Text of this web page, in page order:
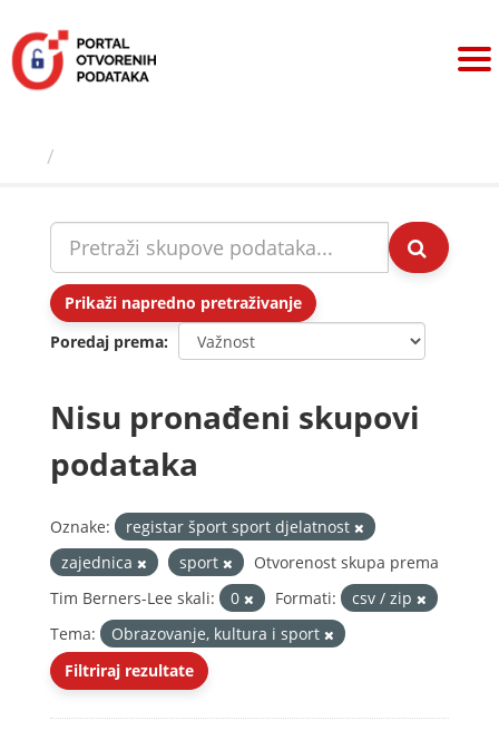
sadržaj
Prikaži napredno pretraživanje
Poredaj prema
Nisu pronađeni skupovi
podataka
Oznake:
registar šport sport djelatnost
zajednica
sport
Otvorenost skupa prema
Tim Berners-Lee skali:
0 Formati:
csv / zip
Tema:
Obrazovanje, kultura i sport
Filtriraj rezultate